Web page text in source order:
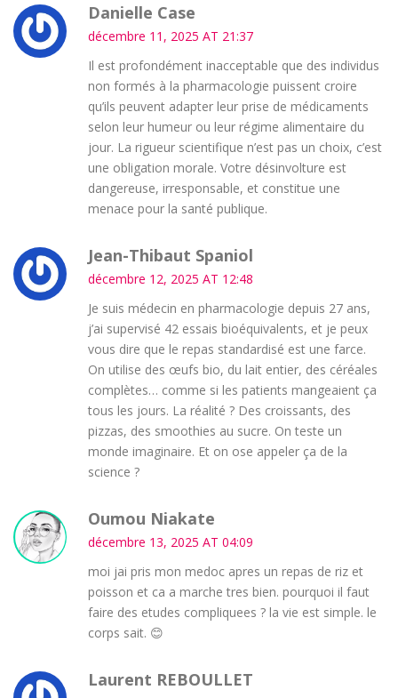
Danielle Case
décembre 11, 2025 AT 21:37
Il est profondément inacceptable que des individus
non formés à la pharmacologie puissent croire
qu’ils peuvent adapter leur prise de médicaments
selon leur humeur ou leur régime alimentaire du
jour. La rigueur scientifique n’est pas un choix, c’est
une obligation morale. Votre désinvolture est
dangereuse, irresponsable, et constitue une
menace pour la santé publique.
Jean-Thibaut Spaniol
décembre 12, 2025 AT 12:48
Je suis médecin en pharmacologie depuis 27 ans,
j’ai supervisé 42 essais bioéquivalents, et je peux
vous dire que le repas standardisé est une farce.
On utilise des œufs bio, du lait entier, des céréales
complètes… comme si les patients mangeaient ça
tous les jours. La réalité ? Des croissants, des
pizzas, des smoothies au sucre. On teste un
monde imaginaire. Et on ose appeler ça de la
science ?
Oumou Niakate
décembre 13, 2025 AT 04:09
moi jai pris mon medoc apres un repas de riz et
poisson et ca a marche tres bien. pourquoi il faut
faire des etudes compliquees ? la vie est simple. le
corps sait. 😊
Laurent REBOULLET